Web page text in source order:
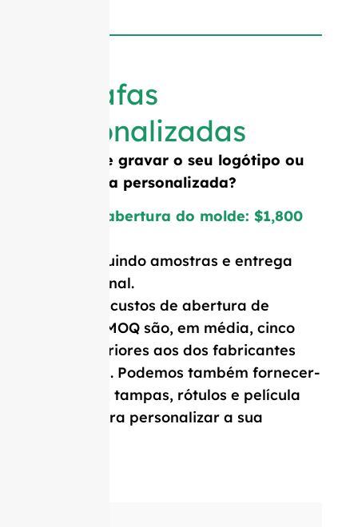
Garrafas
personalizadas
Precisa de gravar o seu logótipo ou
uma forma personalizada?
Custo de abertura do molde: $1,800
Preço incluindo amostras e entrega
internacional.
Os nossos custos de abertura de
moldes e MOQ são, em média, cinco
vezes inferiores aos dos fabricantes
ocidentais. Podemos também fornecer-
lhe rolhas, tampas, rótulos e película
retrátil para personalizar a sua